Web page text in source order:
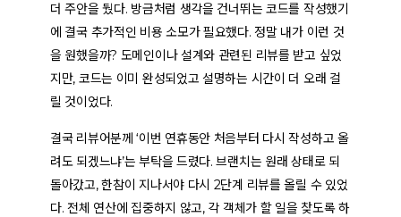
더 주안을 뒀다. 방금처럼 생각을 건너뛰는 코드를 작성했기
에 결국 추가적인 비용 소모가 필요했다. 정말 내가 이런 것
을 원했을까? 도메인이나 설계와 관련된 리뷰를 받고 싶었
지만, 코드는 이미 완성되었고 설명하는 시간이 더 오래 걸
릴 것이었다.
결국 리뷰어분께 ‘이번 연휴동안 처음부터 다시 작성하고 올
려도 되겠느냐’는 부탁을 드렸다. 브랜치는 원래 상태로 되
돌아갔고, 한참이 지나서야 다시 2단계 리뷰를 올릴 수 있었
다. 전체 연산에 집중하지 않고, 각 객체가 할 일을 찾도록 하